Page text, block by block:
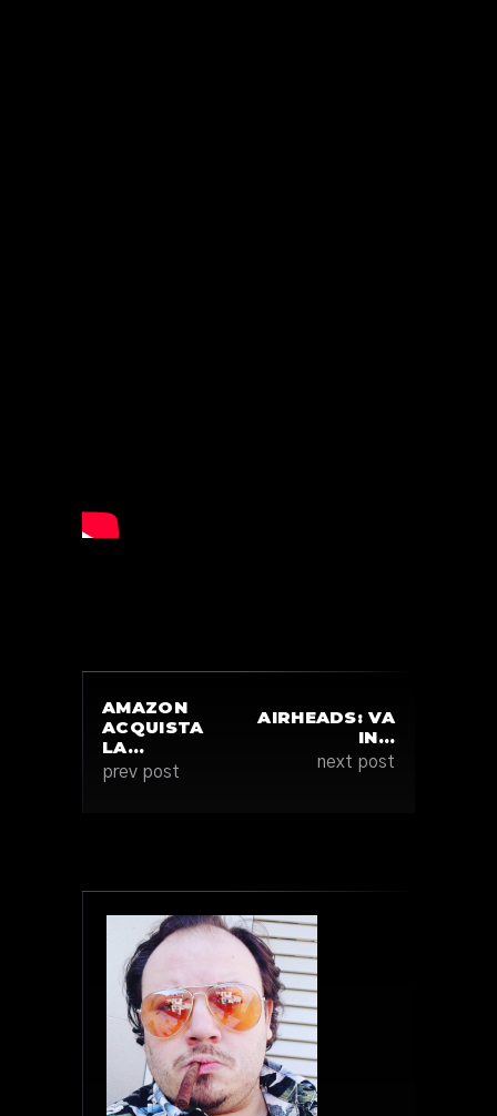
AMAZON
ACQUISTA
LA…
prev post
AIRHEADS: VA
IN…
next post